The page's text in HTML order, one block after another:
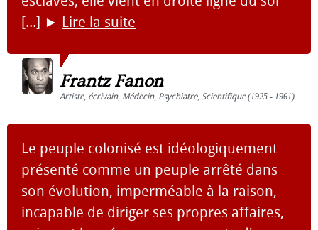
[...] ► Lire la suite
Frantz Fanon
Artiste, écrivain, Médecin, Psychiatre, Scientifique(1925 - 1961)
Le peuple colonisé est idéologiquement
présenté comme un peuple arrêté dans
son évolution, imperméable à la raison,
incapable de diriger ses propres affaires,